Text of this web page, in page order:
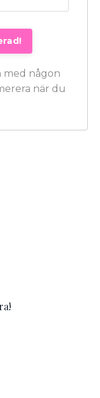
med någon
när du